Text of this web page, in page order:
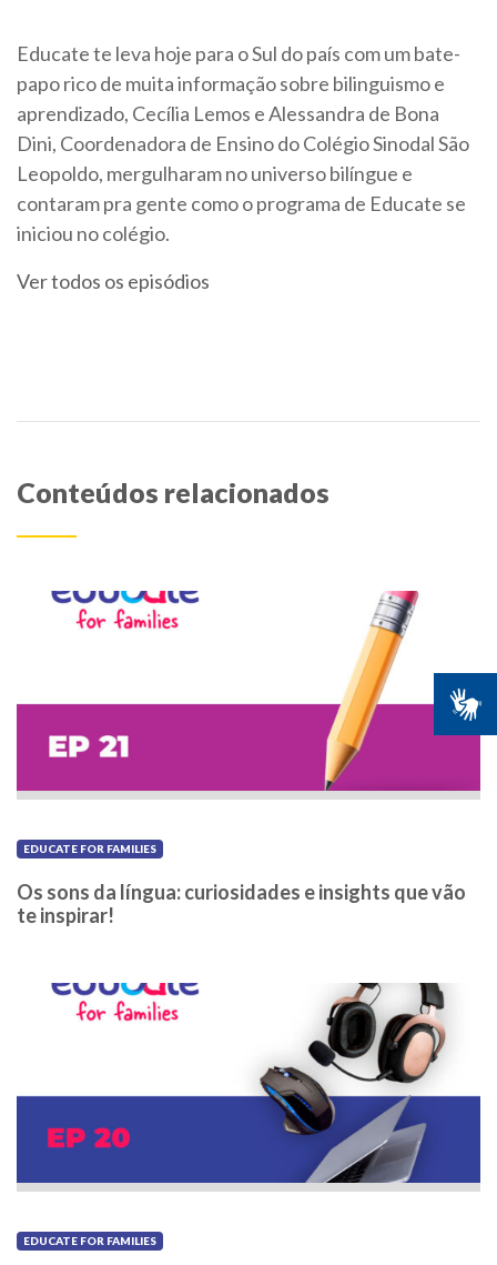
Educate te leva hoje para o Sul do país com um bate-
papo rico de muita informação sobre bilinguismo e
aprendizado, Cecília Lemos e Alessandra de Bona
Dini, Coordenadora de Ensino do Colégio Sinodal São
Leopoldo, mergulharam no universo bilíngue e
contaram pra gente como o programa de Educate se
iniciou no colégio.
Ver todos os episódios
Conteúdos relacionados
EDUCATE FOR FAMILIES
Os sons da língua: curiosidades e insights que vão
te inspirar!
EDUCATE FOR FAMILIES